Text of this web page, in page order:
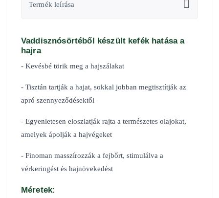
Termék leírása
Vaddisznósörtéből készült kefék hatása a
hajra
- Kevésbé törik meg a hajszálakat
- Tisztán tartják a hajat, sokkal jobban megtisztítják az
apró szennyeződésektől
- Egyenletesen eloszlatják rajta a természetes olajokat,
amelyek ápolják a hajvégeket
- Finoman masszírozzák a fejbőrt, stimulálva a
vérkeringést és hajnövekedést
Méretek: